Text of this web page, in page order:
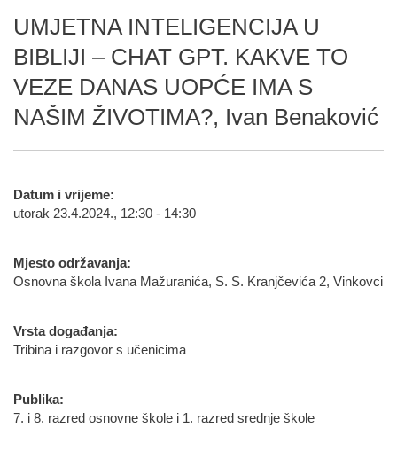
UMJETNA INTELIGENCIJA U
BIBLIJI – CHAT GPT. KAKVE TO
VEZE DANAS UOPĆE IMA S
NAŠIM ŽIVOTIMA?, Ivan Benaković
Datum i vrijeme:
utorak 23.4.2024., 12:30 - 14:30
Mjesto održavanja:
Osnovna škola Ivana Mažuranića, S. S. Kranjčevića 2, Vinkovci
Vrsta događanja:
Tribina i razgovor s učenicima
Publika:
7. i 8. razred osnovne škole i 1. razred srednje škole